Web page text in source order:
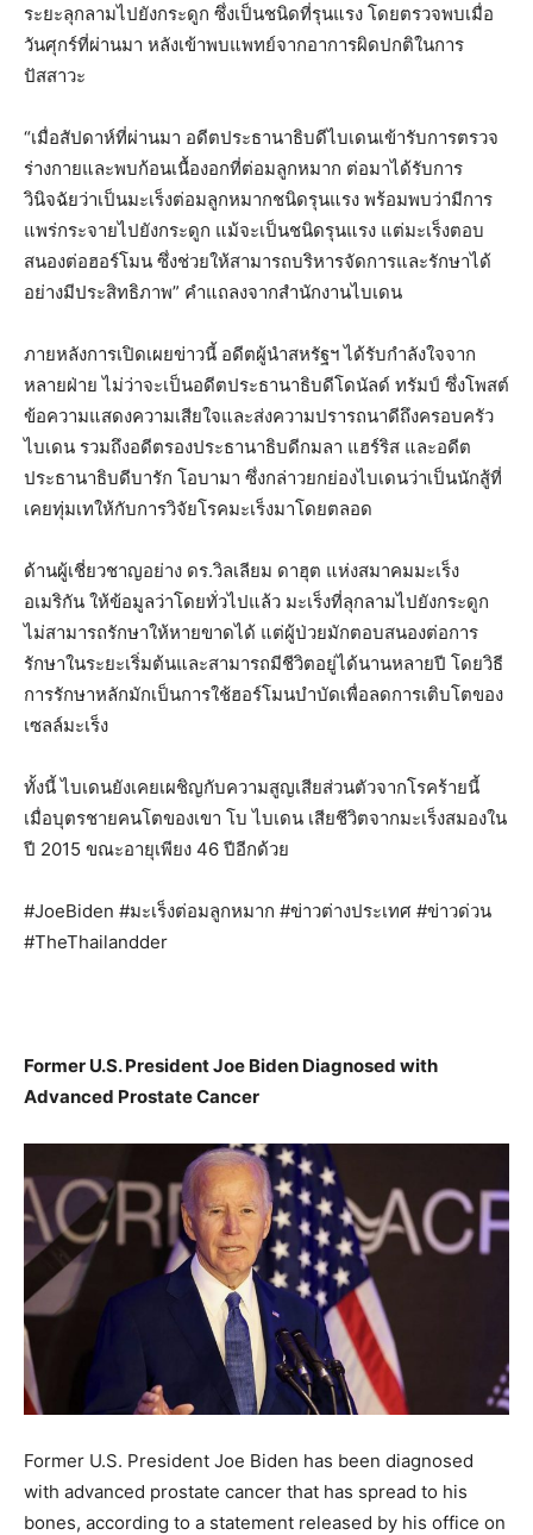
ระยะลุกลามไปยังกระดูก ซึ่งเป็นชนิดที่รุนแรง โดยตรวจพบเมื่อ
วันศุกร์ที่ผ่านมา หลังเข้าพบแพทย์จากอาการผิดปกติในการ
ปัสสาวะ
“เมื่อสัปดาห์ที่ผ่านมา อดีตประธานาธิบดีไบเดนเข้ารับการตรวจ
ร่างกายและพบก้อนเนื้องอกที่ต่อมลูกหมาก ต่อมาได้รับการ
วินิจฉัยว่าเป็นมะเร็งต่อมลูกหมากชนิดรุนแรง พร้อมพบว่ามีการ
แพร่กระจายไปยังกระดูก แม้จะเป็นชนิดรุนแรง แต่มะเร็งตอบ
สนองต่อฮอร์โมน ซึ่งช่วยให้สามารถบริหารจัดการและรักษาได้
อย่างมีประสิทธิภาพ” คำแถลงจากสำนักงานไบเดน
ภายหลังการเปิดเผยข่าวนี้ อดีตผู้นำสหรัฐฯ ได้รับกำลังใจจาก
หลายฝ่าย ไม่ว่าจะเป็นอดีตประธานาธิบดีโดนัลด์ ทรัมป์ ซึ่งโพสต์
ข้อความแสดงความเสียใจและส่งความปรารถนาดีถึงครอบครัว
ไบเดน รวมถึงอดีตรองประธานาธิบดีกมลา แฮร์ริส และอดีต
ประธานาธิบดีบารัก โอบามา ซึ่งกล่าวยกย่องไบเดนว่าเป็นนักสู้ที่
เคยทุ่มเทให้กับการวิจัยโรคมะเร็งมาโดยตลอด
ด้านผู้เชี่ยวชาญอย่าง ดร.วิลเลียม ดาฮุต แห่งสมาคมมะเร็ง
อเมริกัน ให้ข้อมูลว่าโดยทั่วไปแล้ว มะเร็งที่ลุกลามไปยังกระดูก
ไม่สามารถรักษาให้หายขาดได้ แต่ผู้ป่วยมักตอบสนองต่อการ
รักษาในระยะเริ่มต้นและสามารถมีชีวิตอยู่ได้นานหลายปี โดยวิธี
การรักษาหลักมักเป็นการใช้ฮอร์โมนบำบัดเพื่อลดการเติบโตของ
เซลล์มะเร็ง
ทั้งนี้ ไบเดนยังเคยเผชิญกับความสูญเสียส่วนตัวจากโรคร้ายนี้
เมื่อบุตรชายคนโตของเขา โบ ไบเดน เสียชีวิตจากมะเร็งสมองใน
ปี 2015 ขณะอายุเพียง 46 ปีอีกด้วย
#JoeBiden #มะเร็งต่อมลูกหมาก #ข่าวต่างประเทศ #ข่าวด่วน
#TheThailandder
Former U.S. President Joe Biden Diagnosed with
Advanced Prostate Cancer
Former U.S. President Joe Biden has been diagnosed
with advanced prostate cancer that has spread to his
bones, according to a statement released by his office on